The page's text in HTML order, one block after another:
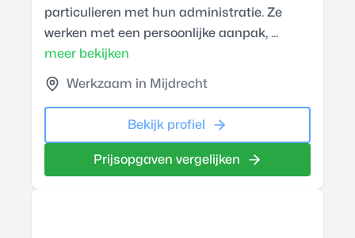
particulieren met hun administratie. Ze
werken met een persoonlijke aanpak, ...
meer bekijken
Werkzaam in Mijdrecht
Bekijk profiel
Prijsopgaven vergelijken